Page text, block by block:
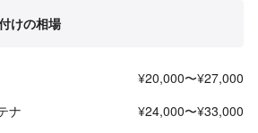
けの相場
¥20,000〜¥27,000
ナ
¥24,000〜¥33,000